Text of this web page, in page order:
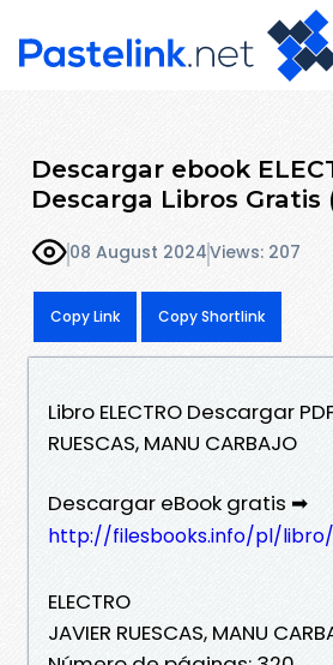
Descargar ebook
Descarga Libros Gratis
08 August 2024Views: 207
Copy Link Copy Shortlink
Libro ELECTRO Descargar
RUESCAS, MANU CARBAJO
Descargar eBook gratis ➡
http://filesbooks.info/pl/libro/
ELECTRO
JAVIER RUESCAS, MANU